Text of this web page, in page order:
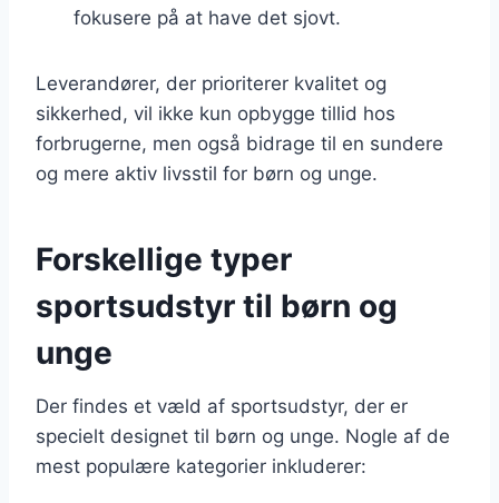
fokusere på at have det sjovt.
Leverandører, der prioriterer kvalitet og
sikkerhed, vil ikke kun opbygge tillid hos
forbrugerne, men også bidrage til en sundere
og mere aktiv livsstil for børn og unge.
Forskellige typer
sportsudstyr til børn og
unge
Der findes et væld af sportsudstyr, der er
specielt designet til børn og unge. Nogle af de
mest populære kategorier inkluderer: